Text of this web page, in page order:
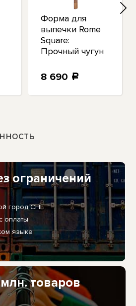
Форма для
выпечки Rome
Square:
Прочный чугун
приготовления
пирогов в
8 690 a
ограничений
город СНГ
оплаты
языке
товаров